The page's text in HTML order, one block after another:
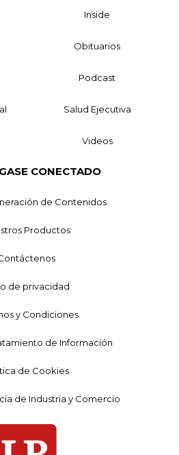
Inside
Obituarios
Podcast
Salud Ejecutiva
Videos
CONECTADO
de Contenidos
Productos
de privacidad
y Condiciones
de Información
de Cookies
de Industria y Comercio